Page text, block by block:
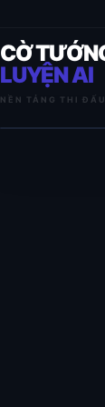
CỜ
LUYỆN AI
NỀN TẢNG THI